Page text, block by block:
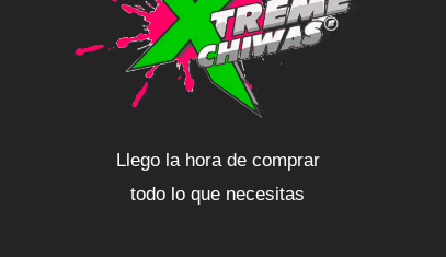
Llego la hora de comprar
todo lo que necesitas